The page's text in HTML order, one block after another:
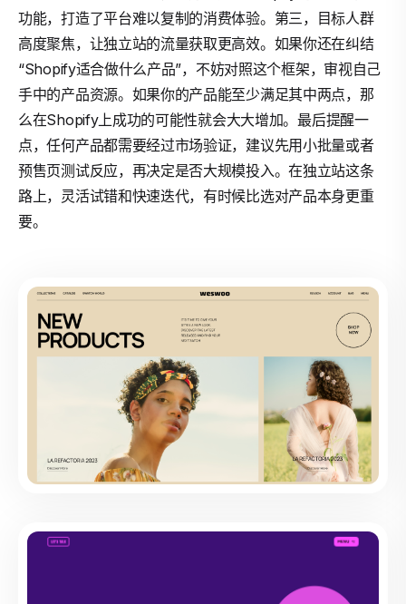
功能，打造了平台难以复制的消费体验。第三，目标人群
高度聚焦，让独立站的流量获取更高效。如果你还在纠结
“Shopify适合做什么产品”，不妨对照这个框架，审视自己
手中的产品资源。如果你的产品能至少满足其中两点，那
么在Shopify上成功的可能性就会大大增加。最后提醒一
点，任何产品都需要经过市场验证，建议先用小批量或者
预售页测试反应，再决定是否大规模投入。在独立站这条
路上，灵活试错和快速迭代，有时候比选对产品本身更重
要。